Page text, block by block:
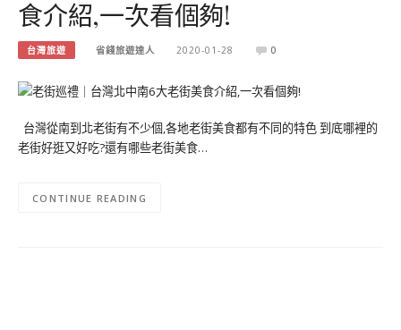
食介紹,一次看個夠!
台灣旅遊 省錢旅遊達人 2020-01-28 0
台灣從南到北老街有不少個,各地老街美食都有不同的特色 到底哪裡的
老街好逛又好吃?還有哪些老街美食…
CONTINUE READING